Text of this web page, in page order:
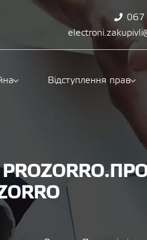
Відступлення прав